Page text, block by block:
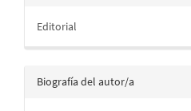
Editorial
Biografía del autor/a